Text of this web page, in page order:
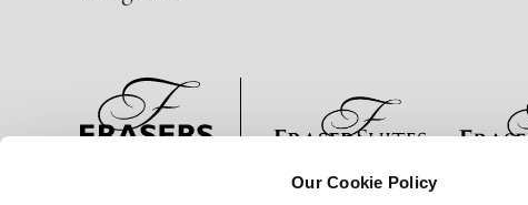
Our Cookie Policy